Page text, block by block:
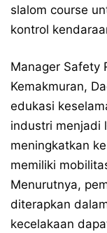
slalom course
kontrol
Manager Safety
Kemakmuran,
edukasi
industri menjadi
meningkatkan
memiliki
Menurutnya,
diterapkan
kecelakaan